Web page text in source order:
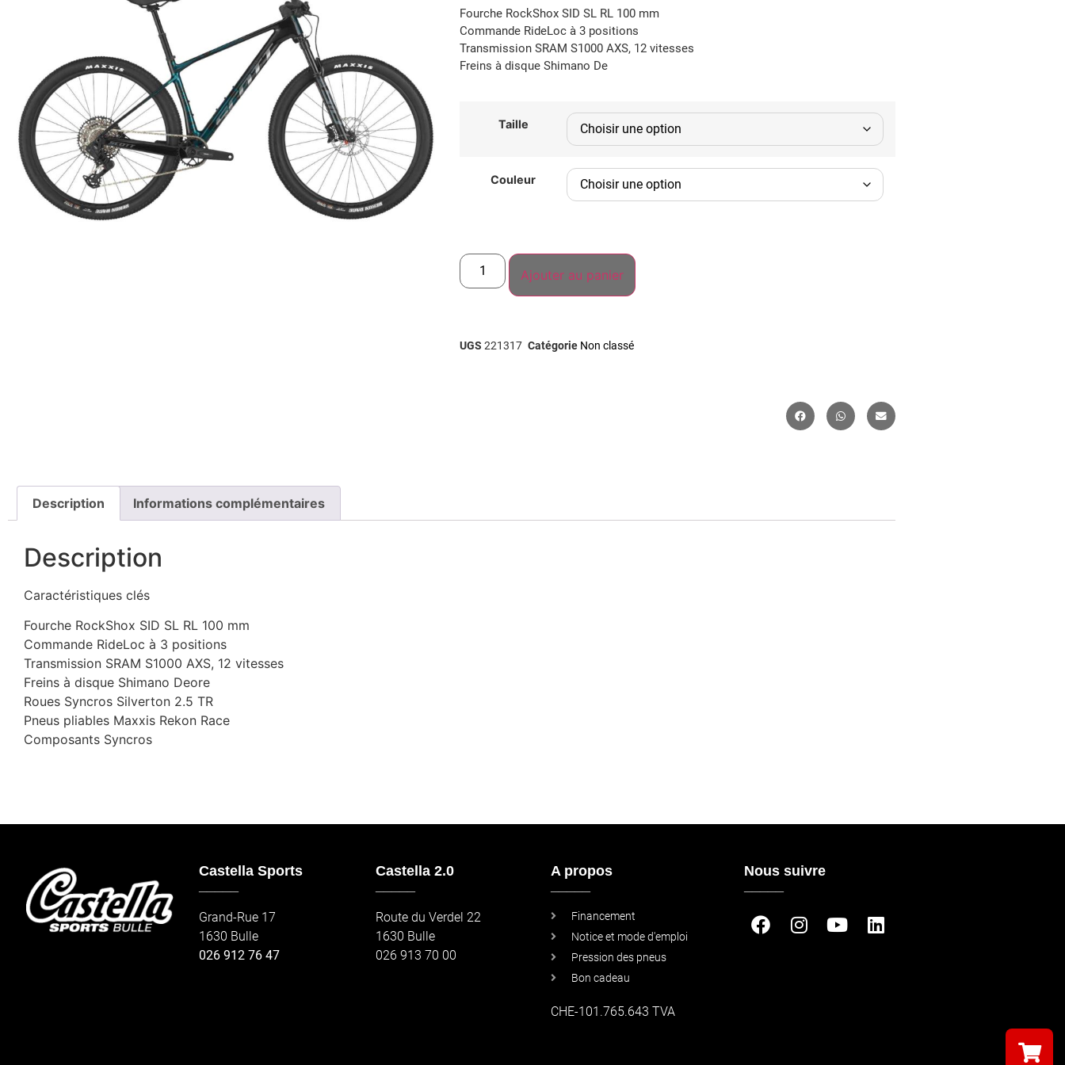
Fourche RockShox SID SL RL 100 mm
Commande RideLoc à 3 positions
Transmission SRAM S1000 AXS, 12 vitesses
Freins à disque Shimano De
Taille
Couleur
Ajouter au panier
UGS 221317 Catégorie Non classé
Description Informations complémentaires
Description
Caractéristiques clés
Fourche RockShox SID SL RL 100 mm
Commande RideLoc à 3 positions
Transmission SRAM S1000 AXS, 12 vitesses
Freins à disque Shimano Deore
Roues Syncros Silverton 2.5 TR
Pneus pliables Maxxis Rekon Race
Composants Syncros
Castella Sports
Grand-Rue 17
1630 Bulle
026 912 76 47
Castella 2.0
Route du Verdel 22
1630 Bulle
026 913 70 00
A propos
Financement
Notice et mode d'emploi
Pression des pneus
Bon cadeau
CHE-101.765.643 TVA
Nous suivre